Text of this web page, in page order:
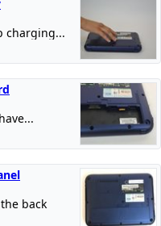
charging...
back